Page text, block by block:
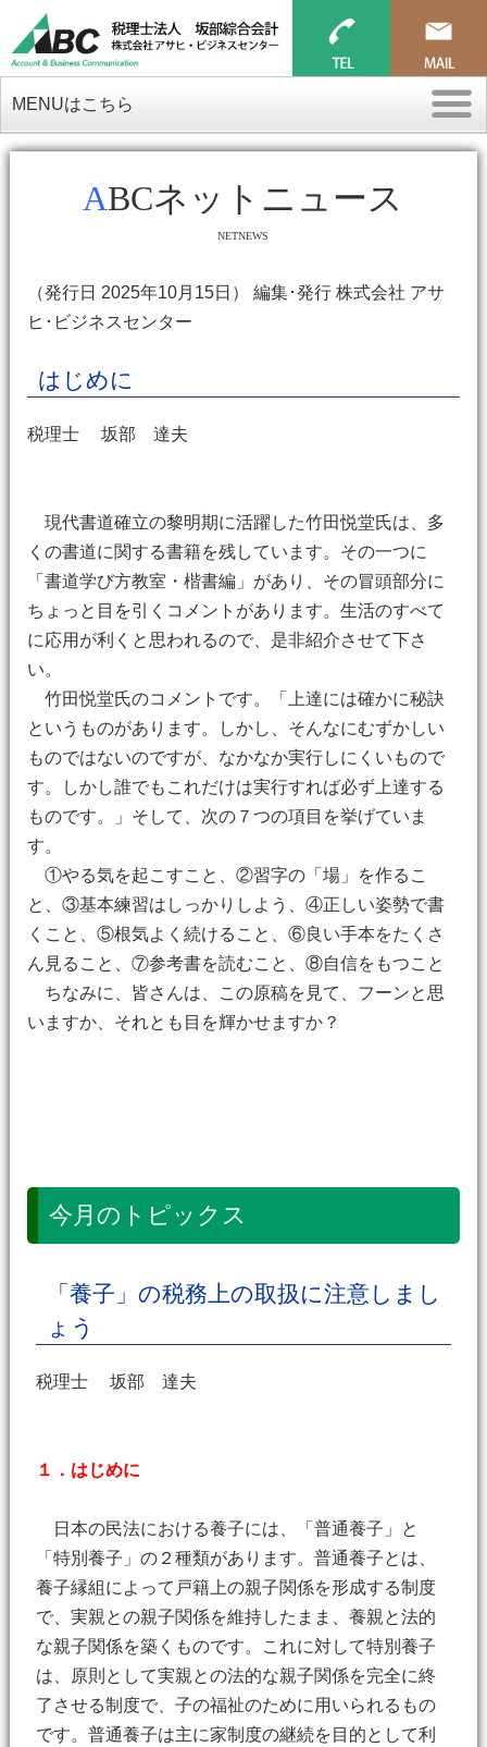
MENUはこちら
ABCネットニュース
NETNEWS
（発行日 2025年10月15日） 編集･発行 株式会社 アサ
ヒ･ビジネスセンター
はじめに
税理士 坂部 達夫
現代書道確立の黎明期に活躍した竹田悦堂氏は、多
くの書道に関する書籍を残しています。その一つに
「書道学び方教室・楷書編」があり、その冒頭部分に
ちょっと目を引くコメントがあります。生活のすべて
に応用が利くと思われるので、是非紹介させて下さ
い。
竹田悦堂氏のコメントです。「上達には確かに秘訣
というものがあります。しかし、そんなにむずかしい
ものではないのですが、なかなか実行しにくいもので
す。しかし誰でもこれだけは実行すれば必ず上達する
ものです。」そして、次の７つの項目を挙げていま
す。
①やる気を起こすこと、②習字の「場」を作るこ
と、③基本練習はしっかりしよう、④正しい姿勢で書
くこと、⑤根気よく続けること、⑥良い手本をたくさ
ん見ること、⑦参考書を読むこと、⑧自信をもつこと
ちなみに、皆さんは、この原稿を見て、フーンと思
いますか、それとも目を輝かせますか？
今月のトピックス
「養子」の税務上の取扱に注意しまし
ょう
税理士 坂部 達夫
１．はじめに
日本の民法における養子には、「普通養子」と
「特別養子」の２種類があります。普通養子とは、
養子縁組によって戸籍上の親子関係を形成する制度
で、実親との親子関係を維持したまま、養親と法的
な親子関係を築くものです。これに対して特別養子
は、原則として実親との法的な親子関係を完全に終
了させる制度で、子の福祉のために用いられるもの
です。普通養子は主に家制度の継続を目的として利